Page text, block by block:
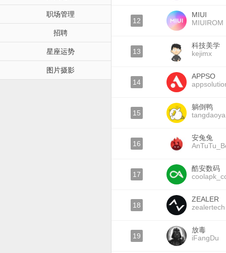
职场管理
招聘
星座运势
图片摄影
12
MIUI
MIUIROM
13
科技美学
kejimx
14
APPSO
15
躺倒鸭
tangdaoya
16
安兔兔
17
酷安数码
18
ZEALER
zealertech
19
放毒
iFangDu